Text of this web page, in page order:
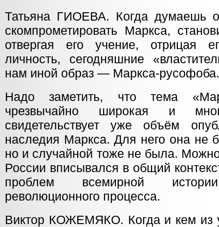
Татьяна ГИОЕВА. Когда думаешь
скомпрометировать Маркса,
отвергая его учение, отрицая
личность, сегодняшние
нам иной образ — Маркса-русофоба.
Надо заметить, что тема
чрезвычайно широкая и
свидетельствует уже объём
наследия Маркса. Для него она не
но и случайной тоже не была. Можно
России вписывался в общий
проблем всемирной
революционного процесса.
Виктор КОЖЕМЯКО. Когда и кем из